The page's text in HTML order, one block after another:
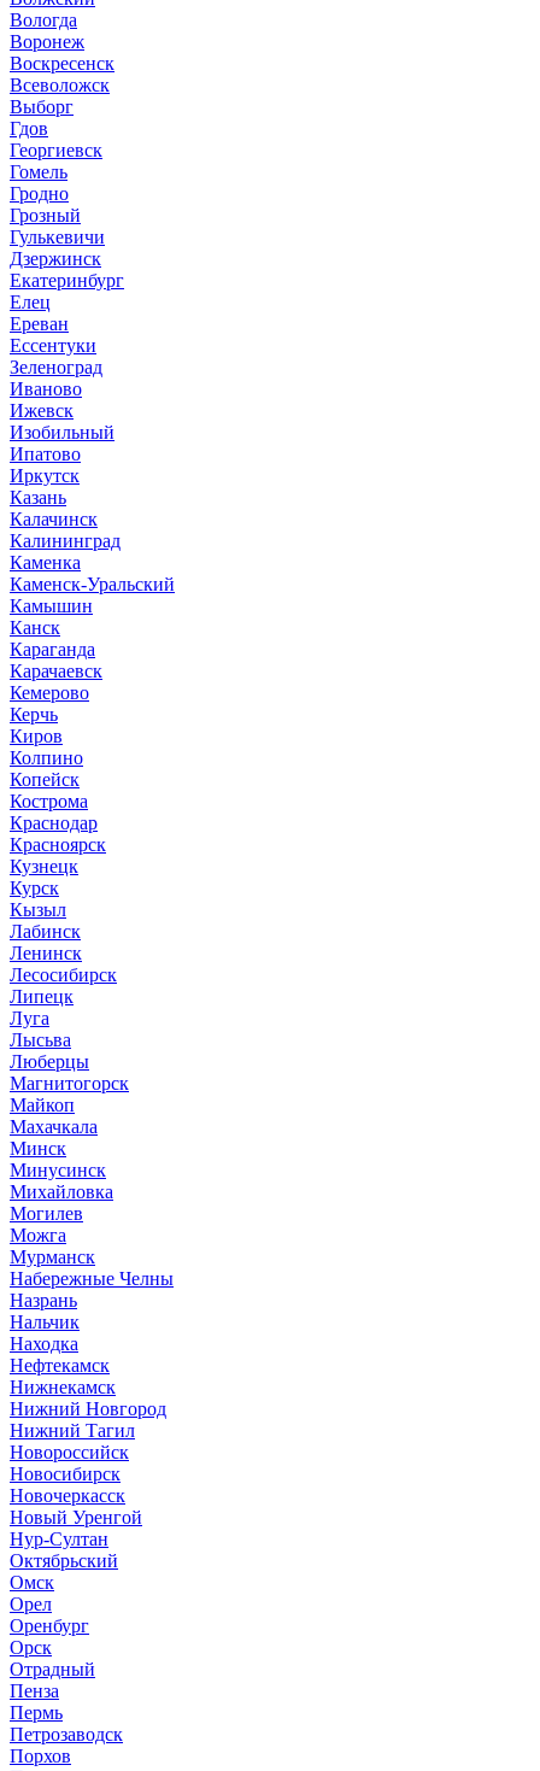
Вологда
Воронеж
Воскресенск
Всеволожск
Выборг
Гдов
Георгиевск
Гомель
Гродно
Грозный
Гулькевичи
Дзержинск
Екатеринбург
Елец
Ереван
Ессентуки
Зеленоград
Иваново
Ижевск
Изобильный
Ипатово
Иркутск
Казань
Калачинск
Калининград
Каменка
Каменск-Уральский
Камышин
Канск
Караганда
Карачаевск
Кемерово
Керчь
Киров
Колпино
Копейск
Кострома
Краснодар
Красноярск
Кузнецк
Курск
Кызыл
Лабинск
Ленинск
Лесосибирск
Липецк
Луга
Лысьва
Люберцы
Магнитогорск
Майкоп
Махачкала
Минск
Минусинск
Михайловка
Могилев
Можга
Мурманск
Набережные Челны
Назрань
Нальчик
Находка
Нефтекамск
Нижнекамск
Нижний Новгород
Нижний Тагил
Новороссийск
Новосибирск
Новочеркасск
Новый Уренгой
Нур-Султан
Октябрьский
Омск
Орел
Оренбург
Орск
Отрадный
Пенза
Пермь
Петрозаводск
Порхов